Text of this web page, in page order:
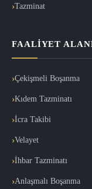
Tazminat
FAALIYET
Çekişmeli Boşanma
Kıdem Tazminatı
İcra Takibi
Velayet
İhbar Tazminatı
Anlaşmalı Boşanma